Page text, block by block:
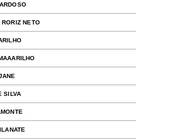
NETO
SILVA